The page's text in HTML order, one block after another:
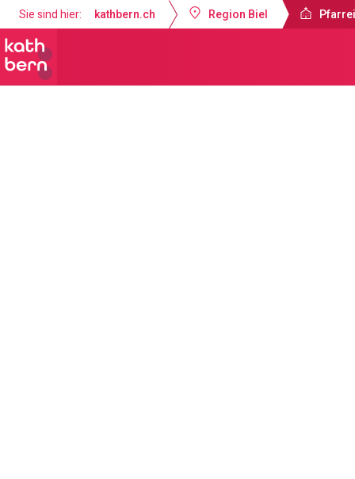
Sie sind hier: kathbern.ch Region Biel